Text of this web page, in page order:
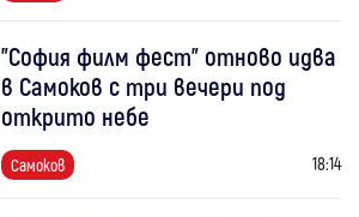
"София филм фест" отново идва
в Самоков с три вечери под
открито небе
Самоков 18:14